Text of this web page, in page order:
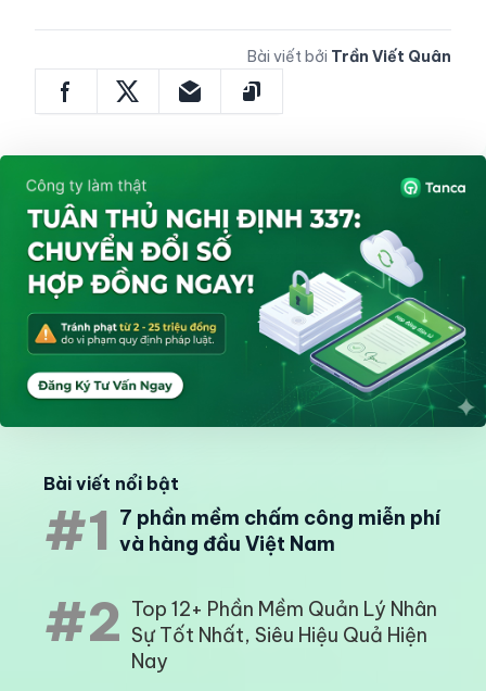
Bài viết bởi Trần Viết Quân
Bài viết nổi bật
#1 7 phần mềm chấm công miễn phí
và hàng đầu Việt Nam
#2 Top 12+ Phần Mềm Quản Lý Nhân
Sự Tốt Nhất, Siêu Hiệu Quả Hiện
Nay